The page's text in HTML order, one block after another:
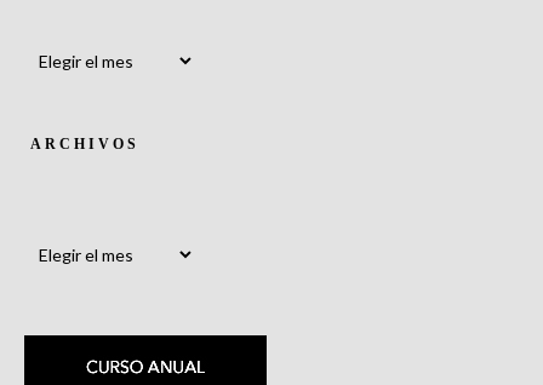
ARCHIVOS